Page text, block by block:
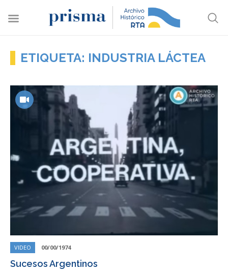
ETIQUETA: INDUSTRIA LÁCTEA
VIDEO 00/00/1974
Sucesos Argentinos